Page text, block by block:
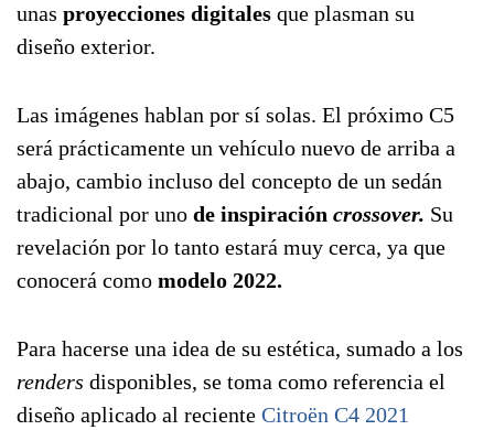
unas proyecciones digitales que plasman su
diseño exterior.
Las imágenes hablan por sí solas. El próximo C5
será prácticamente un vehículo nuevo de arriba a
abajo, cambio incluso del concepto de un sedán
tradicional por uno de inspiración crossover. Su
revelación por lo tanto estará muy cerca, ya que
conocerá como modelo 2022.
Para hacerse una idea de su estética, sumado a los
renders disponibles, se toma como referencia el
diseño aplicado al reciente Citroën C4 2021